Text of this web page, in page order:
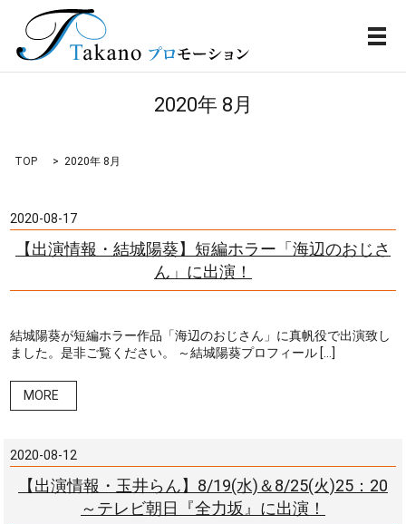
メ
2020年 8月
TOP 2020年 8月
2020-08-17
【出演情報・結城陽葵】短編ホラー「海辺のおじさ
ん」に出演！
結城陽葵が短編ホラー作品「海辺のおじさん」に真帆役で出演致し
ました。是非ご覧ください。 ～結城陽葵プロフィール […]
MORE
2020-08-12
【出演情報・玉井らん】8/19(水)＆8/25(火)25：20
～テレビ朝日『全力坂』に出演！